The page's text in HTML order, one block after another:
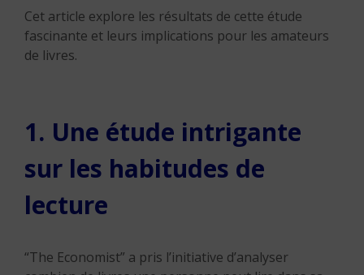
Cet article explore les résultats de cette étude
fascinante et leurs implications pour les amateurs
de livres.
1. Une étude intrigante
sur les habitudes de
lecture
“The Economist” a pris l’initiative d’analyser